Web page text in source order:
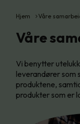
Hjem Våre
Våre
Vi benytter
leverandører som
produktene,
produkter som er